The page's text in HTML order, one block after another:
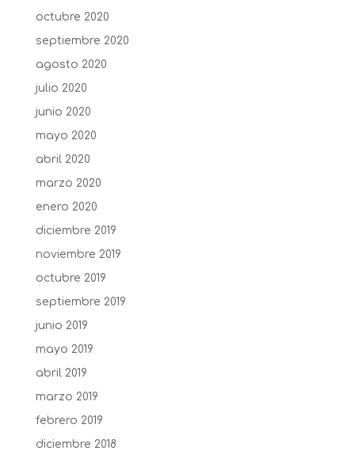
octubre 2020
septiembre 2020
agosto 2020
julio 2020
junio 2020
mayo 2020
abril 2020
marzo 2020
enero 2020
diciembre 2019
noviembre 2019
octubre 2019
septiembre 2019
junio 2019
mayo 2019
abril 2019
marzo 2019
febrero 2019
diciembre 2018